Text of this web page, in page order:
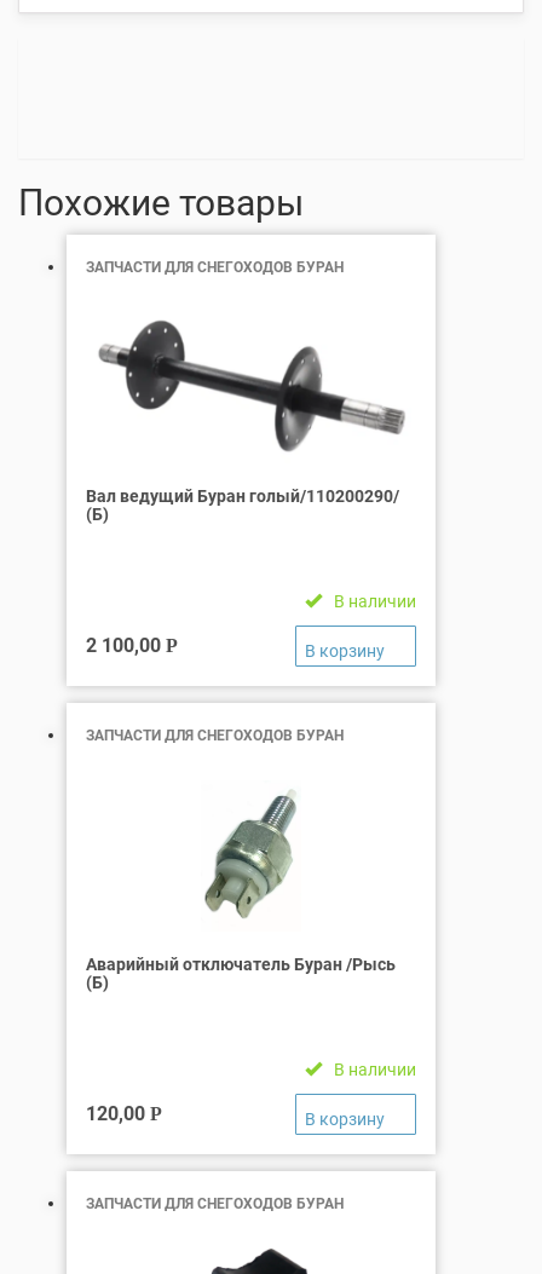
Похожие товары
ЗАПЧАСТИ ДЛЯ СНЕГОХОДОВ БУРАН
Вал ведущий Буран голый/110200290/
(Б)
В наличии
2 100,00 Р
ЗАПЧАСТИ ДЛЯ СНЕГОХОДОВ БУРАН
Аварийный отключатель Буран /Рысь
(Б)
В наличии
120,00 Р
ЗАПЧАСТИ ДЛЯ СНЕГОХОДОВ БУРАН